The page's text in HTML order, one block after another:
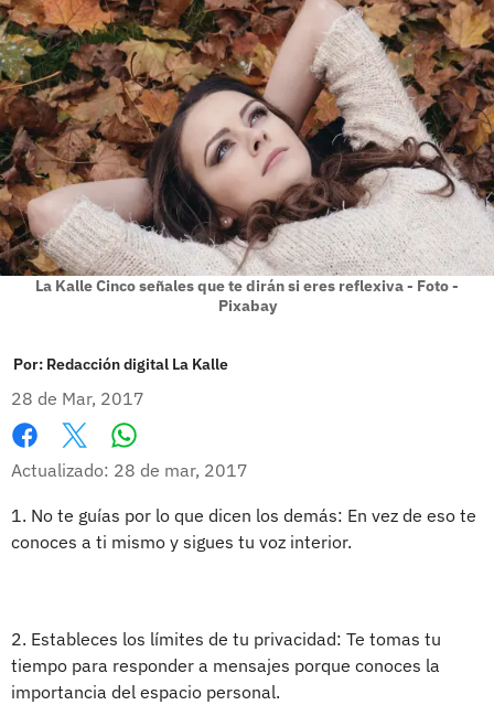
La Kalle Cinco señales que te dirán si eres reflexiva - Foto -
Pixabay
Por: Redacción digital La Kalle
28 de Mar, 2017
Facebook
X
Actualizado: 28 de mar, 2017
1. No te guías por lo que dicen los demás: En vez de eso te
conoces a ti mismo y sigues tu voz interior.
2. Estableces los límites de tu privacidad: Te tomas tu
tiempo para responder a mensajes porque conoces la
importancia del espacio personal.